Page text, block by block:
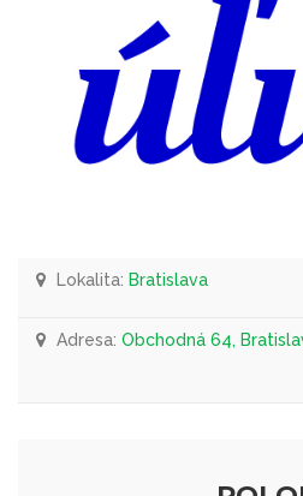
Lokalita: Bratislava
Adresa: Obchodná 64,